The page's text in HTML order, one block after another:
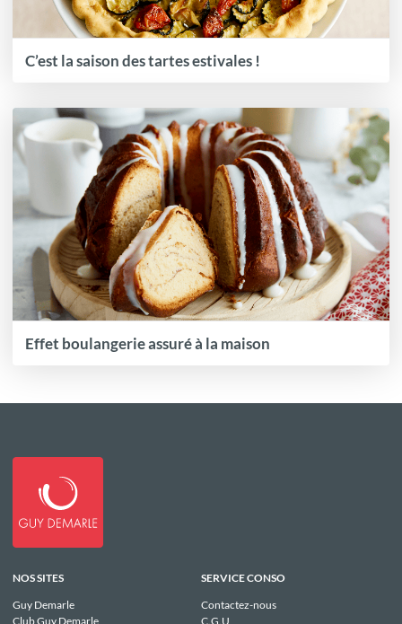
C’est la saison des tartes estivales !
Effet boulangerie assuré à la maison
NOS SITES
Guy Demarle
Club Guy Demarle
SERVICE CONSO
Contactez-nous
C.G.U